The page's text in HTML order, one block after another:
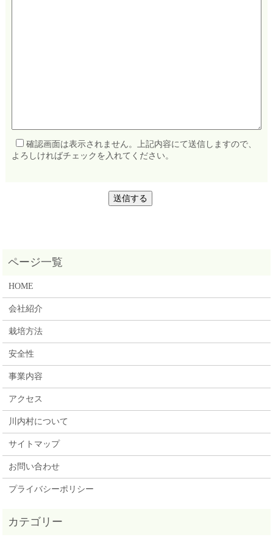
確認画面は表示されません。上記内容にて送信しますので、
よろしければチェックを入れてください。
HOME
会社紹介
栽培方法
安全性
事業内容
アクセス
川内村について
サイトマップ
お問い合わせ
プライバシーポリシー